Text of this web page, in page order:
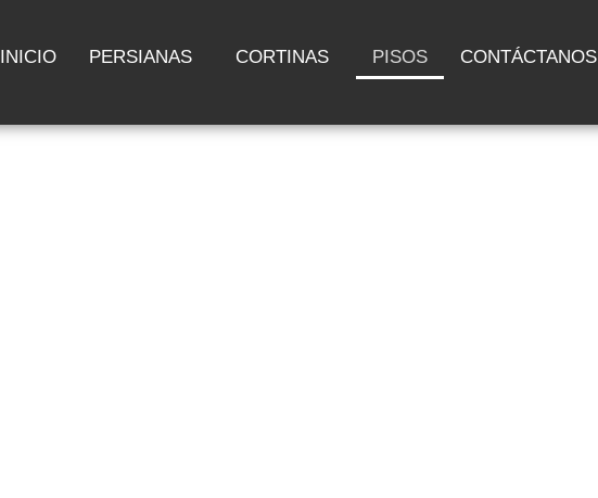
INICIO PERSIANAS CORTINAS PISOS CONTÁCTANOS